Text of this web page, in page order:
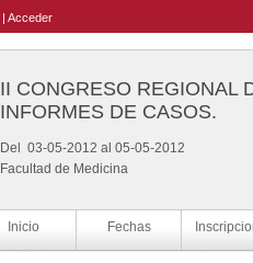
| Acceder
II CONGRESO REGIONAL
INFORMES DE CASOS.
Del 03-05-2012 al 05-05-2012
Facultad de Medicina
Inicio Fechas